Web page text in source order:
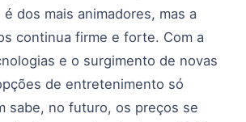
dos mais animadores, mas a
continua firme e forte. Com a
e o surgimento de novas
de entretenimento só
sabe, no futuro, os preços se